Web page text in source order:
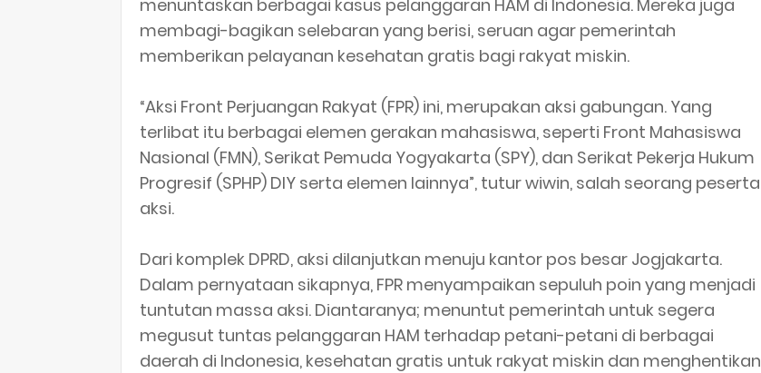
menuntaskan berbagai kasus pelanggaran HAM di Indonesia. Mereka juga
membagi-bagikan selebaran yang berisi, seruan agar pemerintah
memberikan pelayanan kesehatan gratis bagi rakyat miskin.
“Aksi Front Perjuangan Rakyat (FPR) ini, merupakan aksi gabungan. Yang
terlibat itu berbagai elemen gerakan mahasiswa, seperti Front Mahasiswa
Nasional (FMN), Serikat Pemuda Yogyakarta (SPY), dan Serikat Pekerja Hukum
Progresif (SPHP) DIY serta elemen lainnya”, tutur wiwin, salah seorang peserta
aksi.
Dari komplek DPRD, aksi dilanjutkan menuju kantor pos besar Jogjakarta.
Dalam pernyataan sikapnya, FPR menyampaikan sepuluh poin yang menjadi
tuntutan massa aksi. Diantaranya; menuntut pemerintah untuk segera
megusut tuntas pelanggaran HAM terhadap petani-petani di berbagai
daerah di Indonesia, kesehatan gratis untuk rakyat miskin dan menghentikan